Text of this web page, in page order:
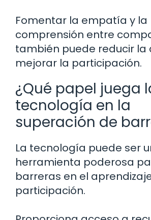
Fomentar la empatía y la
comprensión entre
también puede reducir la
mejorar la participación.
¿Qué papel juega
tecnología en la
superación de
La tecnología puede ser
herramienta poderosa
barreras en el
participación.